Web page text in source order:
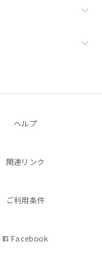
ヘルプ
関連リンク
ご利用条件
Facebook